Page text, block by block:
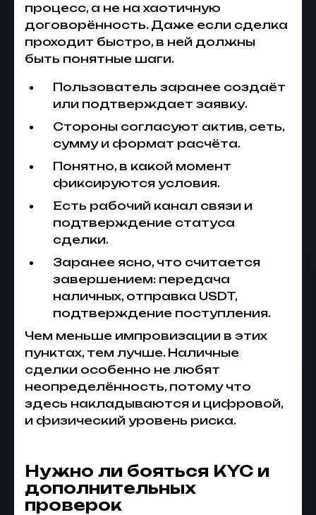
процесс, а не на хаотичную
договорённость. Даже если сделка
проходит быстро, в ней должны
быть понятные шаги.
Пользователь заранее создаёт
или подтверждает заявку.
Стороны согласуют актив, сеть,
сумму и формат расчёта.
Понятно, в какой момент
фиксируются условия.
Есть рабочий канал связи и
подтверждение статуса
сделки.
Заранее ясно, что считается
завершением: передача
наличных, отправка USDT,
подтверждение поступления.
Чем меньше импровизации в этих
пунктах, тем лучше. Наличные
сделки особенно не любят
неопределённость, потому что
здесь накладываются и цифровой,
и физический уровень риска.
Нужно ли бояться KYC и
дополнительных
проверок